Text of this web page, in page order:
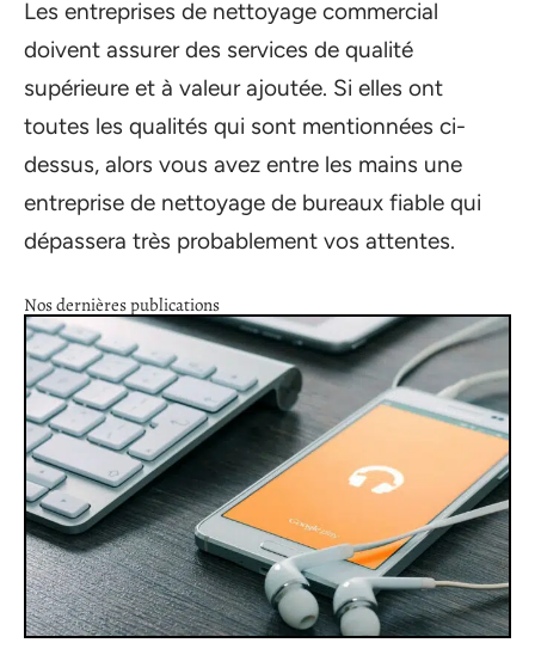
Les entreprises de nettoyage commercial
doivent assurer des services de qualité
supérieure et à valeur ajoutée. Si elles ont
toutes les qualités qui sont mentionnées ci-
dessus, alors vous avez entre les mains une
entreprise de nettoyage de bureaux fiable qui
dépassera très probablement vos attentes.
Nos dernières publications